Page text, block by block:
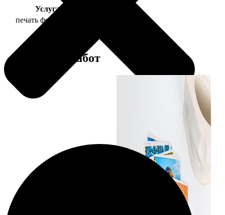
Услуга
печать фото 10х10
Примеры работ